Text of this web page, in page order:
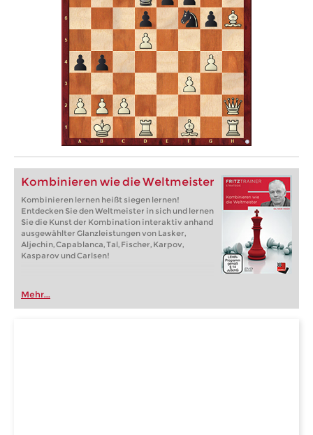
Kombinieren wie die Weltmeister
Kombinieren lernen heißt siegen lernen!
Entdecken Sie den Weltmeister in sich und lernen
Sie die Kunst der Kombination interaktiv anhand
ausgewählter Glanzleistungen von Lasker,
Aljechin, Capablanca, Tal, Fischer, Karpov,
Kasparov und Carlsen!
Mehr...